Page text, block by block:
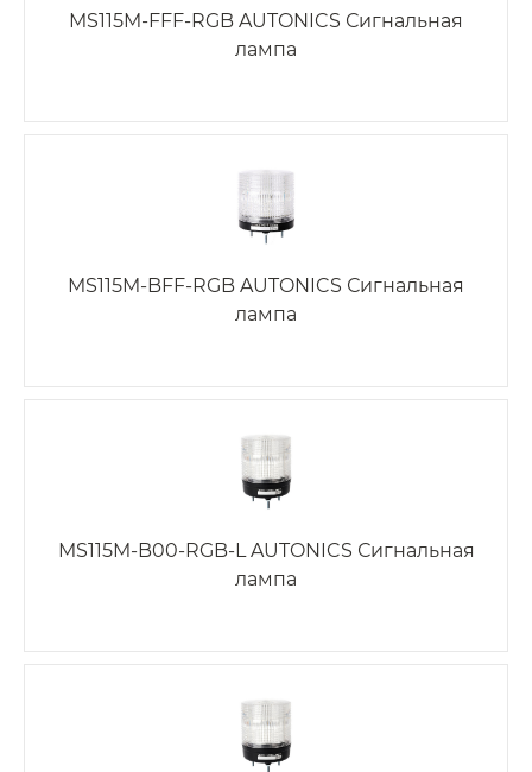
MS115M-FFF-RGB AUTONICS Сигнальная
лампа
MS115M-BFF-RGB AUTONICS Сигнальная
лампа
MS115M-B00-RGB-L AUTONICS Сигнальная
лампа